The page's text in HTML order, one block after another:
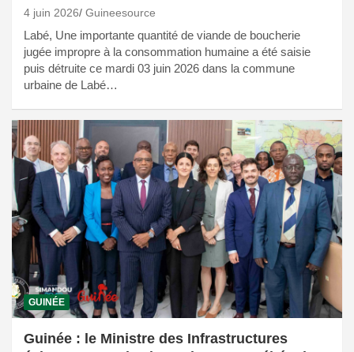
4 juin 2026 Guineesource
Labé, Une importante quantité de viande de boucherie
jugée impropre à la consommation humaine a été saisie
puis détruite ce mardi 03 juin 2026 dans la commune
urbaine de Labé…
GUINÉE
Guinée : le Ministre des Infrastructures